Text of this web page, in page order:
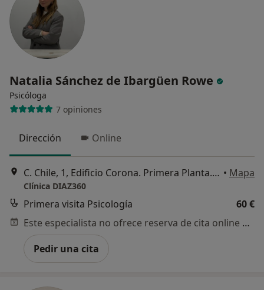
Natalia Sánchez de Ibargüen Rowe
Psicóloga
7 opiniones
Dirección Online
C. Chile, 1, Edificio Corona. Primera Planta. Oficina 5, Bormujos • Mapa
Clínica DIAZ360
Primera visita Psicología
60 €
Este especialista no ofrece reserva de cita online en esta dirección.
Pedir una cita